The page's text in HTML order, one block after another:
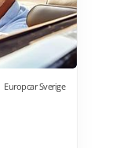
Europcar Sverige